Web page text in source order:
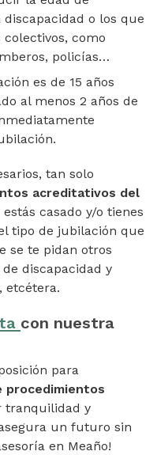
o los que
como
policías…
es de 15 años
al menos 2 años de
tan solo
acreditativos del
estás casado y/o tienes
tipo de jubilación que
se te pidan otros
discapacidad y
etcétera.
con nuestra
para
procedimientos
tranquilidad y
un futuro sin
en Meaño!